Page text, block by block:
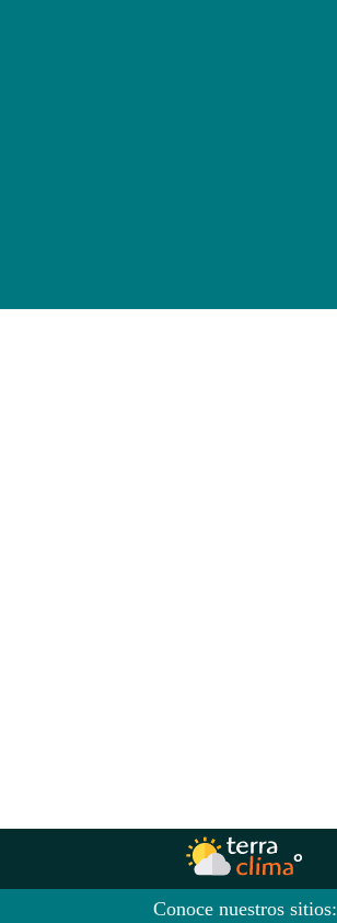
Conoce nuestros sitios: